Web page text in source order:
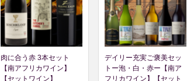
肉に合う赤 3本セット
【南アフリカワイン】
【セットワイン】
デイリー充実ご褒美セッ
トー泡・白・赤ー【南ア
フリカワイン】【セット